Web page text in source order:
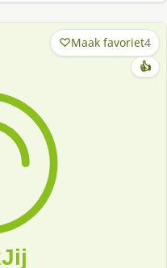
Maak favoriet4
👍